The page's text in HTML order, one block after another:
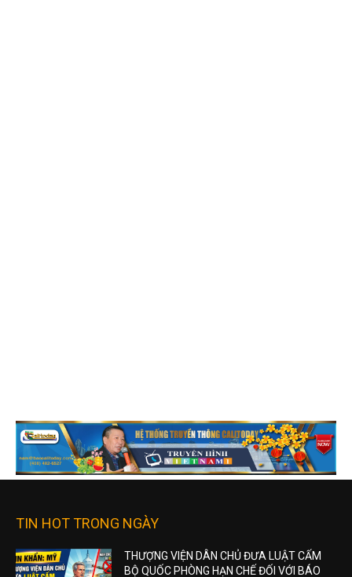
TIN HOT TRONG NGÀY
THƯỢNG VIỆN DÂN CHỦ ĐƯA LUẬT CẤM
BỘ QUỐC PHÒNG HẠN CHẾ ĐỐI VỚI BÁO